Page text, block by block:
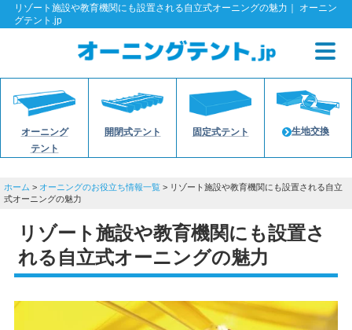
リゾート施設や教育機関にも設置される自立式オーニングの魅力｜ オーニン
グテント.jp
オーニング
テント
開閉式テント 固定式テント 生地交換
ホーム > オーニングのお役立ち情報一覧 > リゾート施設や教育機関にも設置される自立
式オーニングの魅力
リゾート施設や教育機関にも設置さ
れる自立式オーニングの魅力